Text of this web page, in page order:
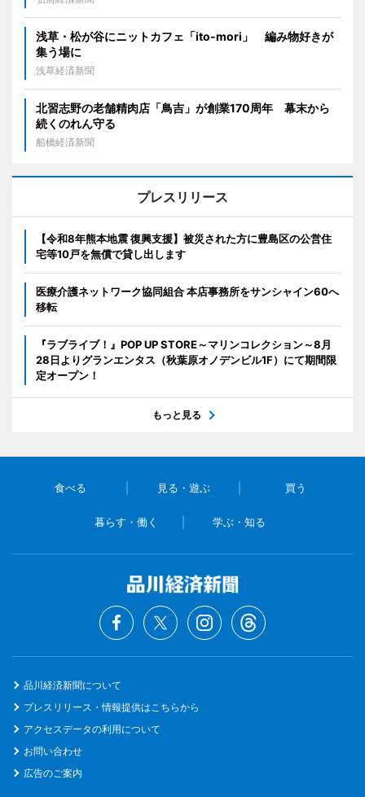
浅草・松が谷にニットカフェ「ito-mori」 編み物好きが
集う場に
浅草経済新聞
北習志野の老舗精肉店「鳥吉」が創業170周年 幕末から
続くのれん守る
船橋経済新聞
プレスリリース
【令和8年熊本地震 復興支援】被災された方に豊島区の公営住
宅等10戸を無償で貸し出します
医療介護ネットワーク協同組合 本店事務所をサンシャイン60へ
移転
『ラブライブ！』POP UP STORE～マリンコレクション～8月
28日よりグランエンタス（秋葉原オノデンビル1F）にて期間限
定オープン！
もっと見る
食べる 見る・遊ぶ 買う
暮らす・働く 学ぶ・知る
品川経済新聞について
プレスリリース・情報提供はこちらから
アクセスデータの利用について
お問い合わせ
広告のご案内